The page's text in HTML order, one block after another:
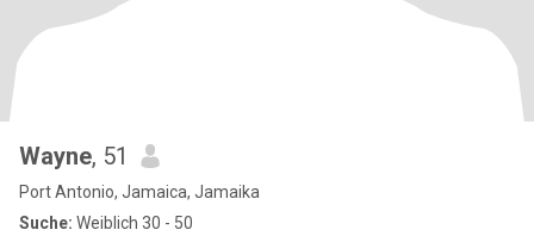
Wayne, 51
Port Antonio, Jamaica, Jamaika
Suche: Weiblich 30 - 50